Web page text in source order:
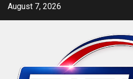
SkipAugust 7, 2026